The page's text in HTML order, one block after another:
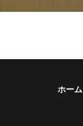
ホーム